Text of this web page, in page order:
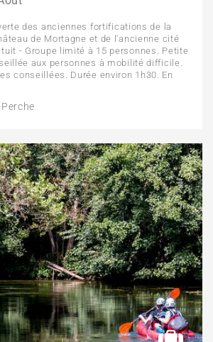
des anciennes fortifications de la
de Mortagne et de l'ancienne cité
- Groupe limité à 15 personnes. Petite
aux personnes à mobilité difficile.
conseillées. Durée environ 1h30. En